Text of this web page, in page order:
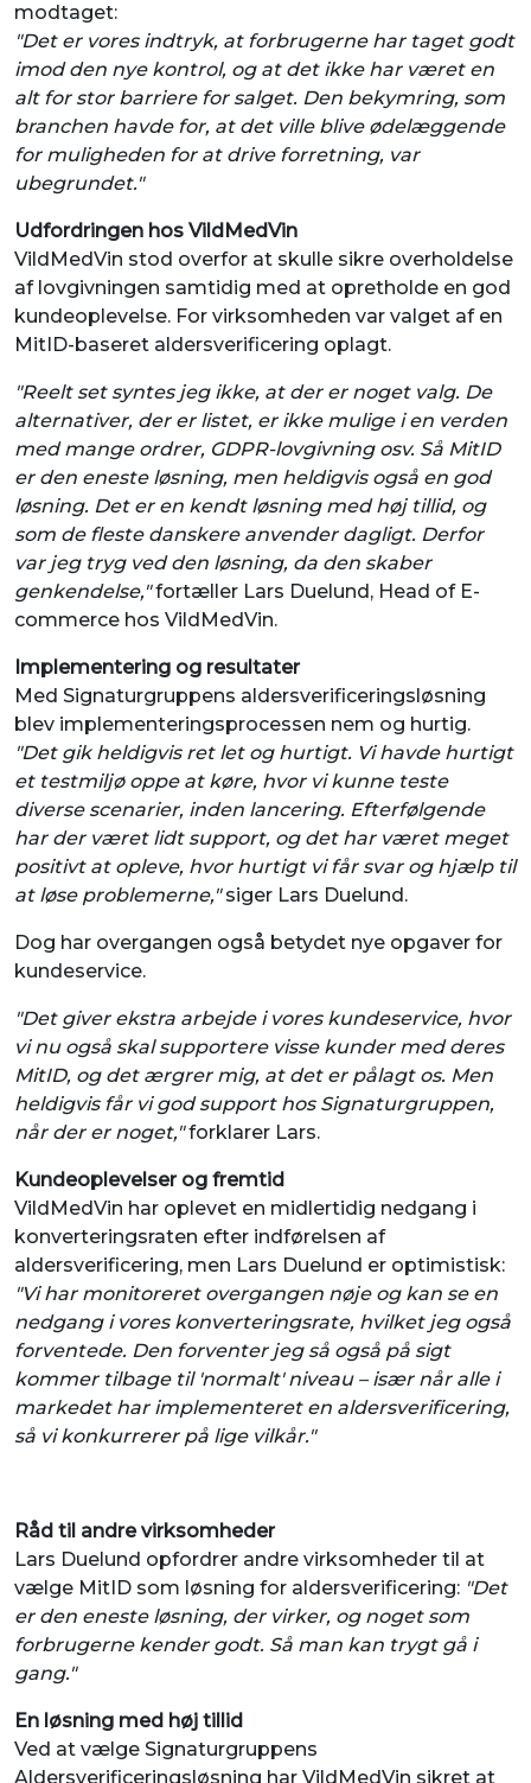
modtaget:
"Det er vores indtryk, at forbrugerne har taget godt
imod den nye kontrol, og at det ikke har været en
alt for stor barriere for salget. Den bekymring, som
branchen havde for, at det ville blive ødelæggende
for muligheden for at drive forretning, var
ubegrundet."
Udfordringen hos VildMedVin
VildMedVin stod overfor at skulle sikre overholdelse
af lovgivningen samtidig med at opretholde en god
kundeoplevelse. For virksomheden var valget af en
MitID-baseret aldersverificering oplagt.
"Reelt set syntes jeg ikke, at der er noget valg. De
alternativer, der er listet, er ikke mulige i en verden
med mange ordrer, GDPR-lovgivning osv. Så MitID
er den eneste løsning, men heldigvis også en god
løsning. Det er en kendt løsning med høj tillid, og
som de fleste danskere anvender dagligt. Derfor
var jeg tryg ved den løsning, da den skaber
genkendelse,"fortæller Lars Duelund, Head of E-
commerce hos VildMedVin.
Implementering og resultater
Med Signaturgruppens aldersverificeringsløsning
blev implementeringsprocessen nem og hurtig.
"Det gik heldigvis ret let og hurtigt. Vi havde hurtigt
et testmiljø oppe at køre, hvor vi kunne teste
diverse scenarier, inden lancering. Efterfølgende
har der været lidt support, og det har været meget
positivt at opleve, hvor hurtigt vi får svar og hjælp til
at løse problemerne,"siger Lars Duelund.
Dog har overgangen også betydet nye opgaver for
kundeservice.
"Det giver ekstra arbejde i vores kundeservice, hvor
vi nu også skal supportere visse kunder med deres
MitID, og det ærgrer mig, at det er pålagt os. Men
heldigvis får vi god support hos Signaturgruppen,
når der er noget,"forklarer Lars.
Kundeoplevelser og fremtid
VildMedVin har oplevet en midlertidig nedgang i
konverteringsraten efter indførelsen af
aldersverificering, men Lars Duelund er optimistisk:
"Vi har monitoreret overgangen nøje og kan se en
nedgang i vores konverteringsrate, hvilket jeg også
forventede. Den forventer jeg så også på sigt
kommer tilbage til 'normalt' niveau – især når alle i
markedet har implementeret en aldersverificering,
så vi konkurrerer på lige vilkår."
Råd til andre virksomheder
Lars Duelund opfordrer andre virksomheder til at
vælge MitID som løsning for aldersverificering: "Det
er den eneste løsning, der virker, og noget som
forbrugerne kender godt. Så man kan trygt gå i
gang."
En løsning med høj tillid
Ved at vælge Signaturgruppens
Aldersverificeringsløsning har VildMedVin sikret at